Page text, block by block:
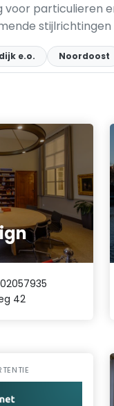
particulieren
stijlrichtingen
e.o. Noordoost
02057935
42